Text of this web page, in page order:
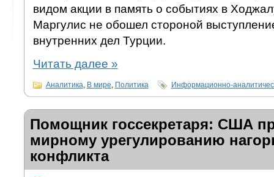
видом акции в память о событиях в
Маргулис не обошел стороной
внутренних дел Турции.
Читать далее »
Аналитика В мире Политика Информационно-
Помощник госсекретаря: США
мирному урегулированию
конфликта